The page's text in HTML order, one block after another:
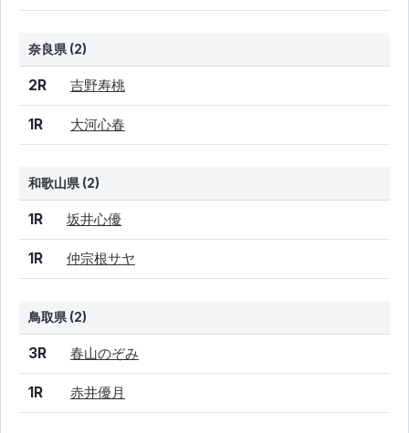
奈良県 (2)
結果 シード 選手名
2R 吉野寿桃
1R 大河心春
和歌山県 (2)
結果 シード 選手名
1R 坂井心優
1R 仲宗根サヤ
鳥取県 (2)
結果 シード 選手名
3R 春山のぞみ
1R 赤井優月